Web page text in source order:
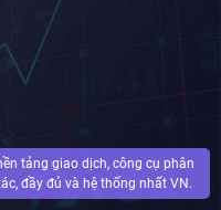
tảng giao dịch, công cụ phân
đầy đủ và hệ thống nhất VN.